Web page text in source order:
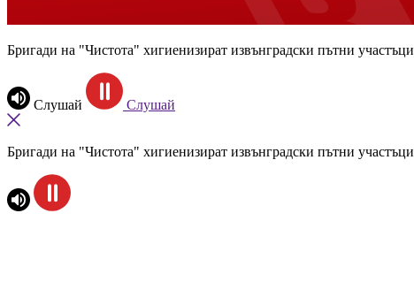
Бригади на "Чистота" хигиенизират извънградски пътни участъци
Слушай Слушай
Бригади на "Чистота" хигиенизират извънградски пътни участъци